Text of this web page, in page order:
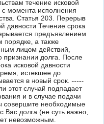
течение исковой
с момента исполнения
Статья 203. Перерыв
давности Течение срока
предъявлением
порядке, а также
лицом действий,
признании долга. После
исковой давности
истекшее до
в новый срок. -----
этот случай подпадает
и в случае подачи
совершите необходимые
Вас долга (не суть важно,
невозможным.